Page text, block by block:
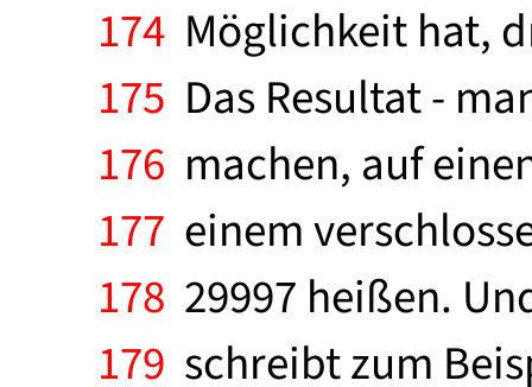
174 Möglichkeit hat,
175 Das Resultat -
176 machen, auf
177 einem
178 29997 heißen.
179 schreibt zum